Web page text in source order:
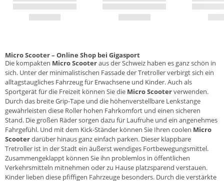
Micro Scooter – Online Shop bei Gigasport
Die kompakten MicroScooteraus der Schweiz haben es ganz schön in
sich. Unter der minimalistischen Fassade der Tretroller verbirgt sich ein
alltagstaugliches Fahrzeug für Erwachsene und Kinder. Auch als
Sportgerät für die Freizeit können Sie die Micro Scooterverwenden.
Durch das breite Grip-Tape und die höhenverstellbare Lenkstange
gewährleisten diese Roller hohen Fahrkomfort und einen sicheren
Stand. Die großen Räder sorgen dazu für Laufruhe und ein angenehmes
Fahrgefühl. Und mit dem Kick-Ständer können Sie Ihren coolen Micro
Scooterdarüber hinaus ganz einfach parken. Dieser klappbare
Tretroller ist in der Stadt ein äußerst wendiges Fortbewegungsmittel.
Zusammengeklappt können Sie ihn problemlos in öffentlichen
Verkehrsmitteln mitnehmen oder zu Hause platzsparend verstauen.
Kinder lieben diese pfiffigen Fahrzeuge besonders. Durch die verstärkte